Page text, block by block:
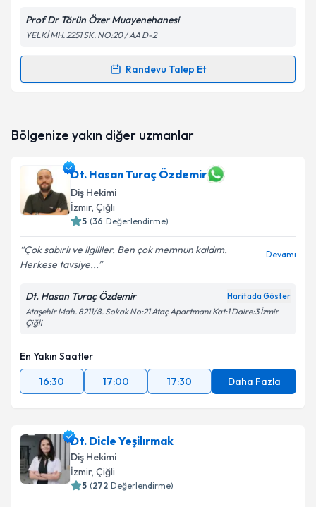
Prof Dr Törün Özer Muayenehanesi
YELKİ MH. 2251 SK. NO:20 / AA D-2
Randevu Talep Et
Randevu Takvimi Talebi
oluşturun. Size bu uzmandan randevu almanız için bir
E-posta Adresiniz
Kişisel verilerimin işlenmesine ilişkinAydınlatma
Metni
'ni okudum ve kişisel verilerimin belirtilen
Takvim Talebini Gönder
Bölgenize yakın diğer uzmanlar
Dt. Hasan Turaç Özdemir
Diş Hekimi
İzmir, Çiğli
5 (36 Değerlendirme)
Çok sabırlı ve ilgililer. Ben çok memnun kaldım.
Herkese tavsiye...
Devamı
Dt. Hasan Turaç Özdemir Haritada Göster
Ataşehir Mah. 8211/8. Sokak No:21 Ataç Apartmanı Kat:1 Daire:3 İzmir
Çiğli
En Yakın Saatler
16:30
17:00 17:30 Daha Fazla
Dt. Dicle Yeşilırmak
Diş Hekimi
İzmir, Çiğli
5 (272 Değerlendirme)